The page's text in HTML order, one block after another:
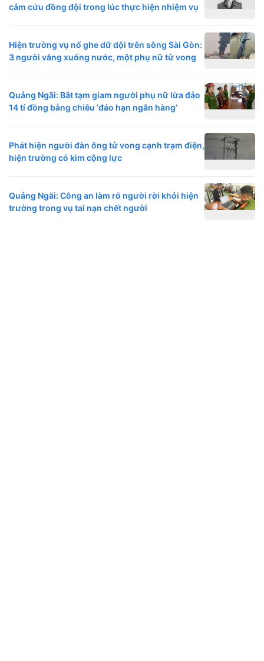
cảm cứu đồng đội trong lúc thực hiện nhiệm vụ
Hiện trường vụ nổ ghe dữ dội trên sông Sài Gòn:
3 người văng xuống nước, một phụ nữ tử vong
Quảng Ngãi: Bắt tạm giam người phụ nữ lừa đảo
14 tỉ đồng bằng chiêu ‘đáo hạn ngân hàng’
Phát hiện người đàn ông tử vong cạnh trạm điện,
hiện trường có kìm cộng lực
Quảng Ngãi: Công an làm rõ người rời khỏi hiện
trường trong vụ tai nạn chết người